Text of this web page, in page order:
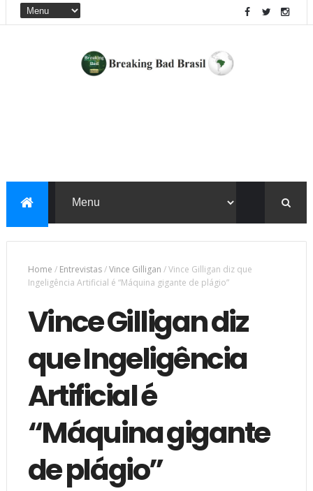
Home / Entrevistas/Vince Gilligan /Vince Gilligan diz que
Ingeligência Artificial é “Máquina gigante de plágio”
Vince Gilligan diz
que Ingeligência
Artificial é
“Máquina gigante
de plágio”